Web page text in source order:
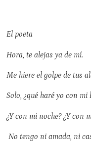
El poeta
Hora, te alejas ya de mí.
Me hiere el golpe de tus
Solo, ¿qué haré yo con mi
¿Y con mi noche? ¿Y con
No tengo ni amada, ni